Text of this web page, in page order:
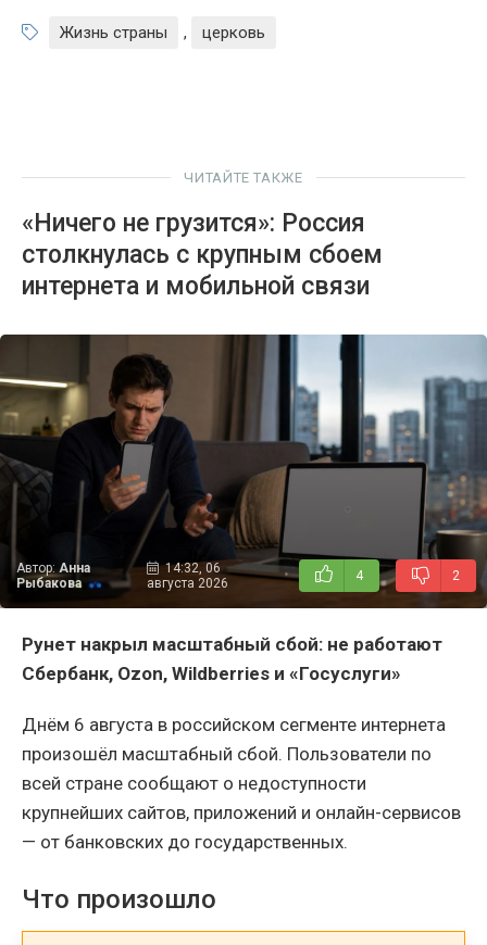
Жизнь страны , церковь
ЧИТАЙТЕ ТАКЖЕ
«Ничего не грузится»: Россия
столкнулась с крупным сбоем
интернета и мобильной связи
Автор: Анна
Рыбакова
14:32, 06
августа 2026
4 2
Рунет накрыл масштабный сбой: не работают
Сбербанк, Ozon, Wildberries и «Госуслуги»
Днём 6 августа в российском сегменте интернета
произошёл масштабный сбой. Пользователи по
всей стране сообщают о недоступности
крупнейших сайтов, приложений и онлайн-сервисов
— от банковских до государственных.
Что произошло